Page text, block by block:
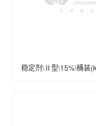
稳定剂\Ⅱ型\15%\桶装